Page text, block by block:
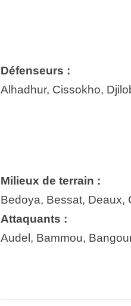
Défenseurs :
Alhadhur, Cissokho,
Milieux de terrain :
Bedoya, Bessat, Deaux,
Attaquants :
Audel, Bammou,